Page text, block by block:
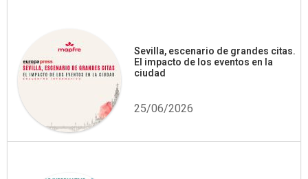
Sevilla, escenario de grandes citas.
El impacto de los eventos en la
ciudad
25/06/2026